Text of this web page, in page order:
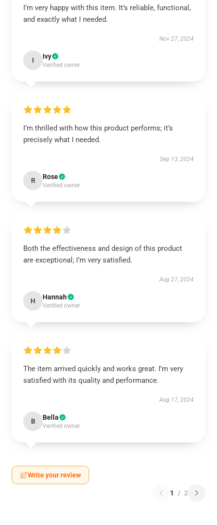
I’m very happy with this item. It’s reliable, functional,
and exactly what I needed.
Nov 27, 2024
I Ivy
Verified owner
I’m thrilled with how this product performs; it’s
precisely what I needed.
Sep 13, 2024
R Rose
Verified owner
Both the effectiveness and design of this product
are exceptional; I’m very satisfied.
Aug 27, 2024
H Hannah
Verified owner
The item arrived quickly and works great. I’m very
satisfied with its quality and performance.
Aug 17, 2024
B Bella
Verified owner
Write your review
1 / 2